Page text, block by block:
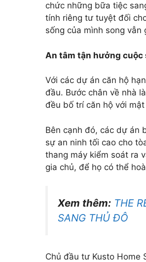
chức những bữa tiệc
tính riêng tư tuyệt đối
sống của mình song
An tâm tận hưởng
Với các dự án căn hộ
đầu. Bước chân về nhà
đều bố trí căn hộ với
Bên cạnh đó, các dự án
sự an ninh tối cao cho
thang máy kiểm soát ra
gia chủ, để họ có thể
Xem thêm: THE
SANG THỦ ĐÔ
Chủ đầu tư Kusto Home